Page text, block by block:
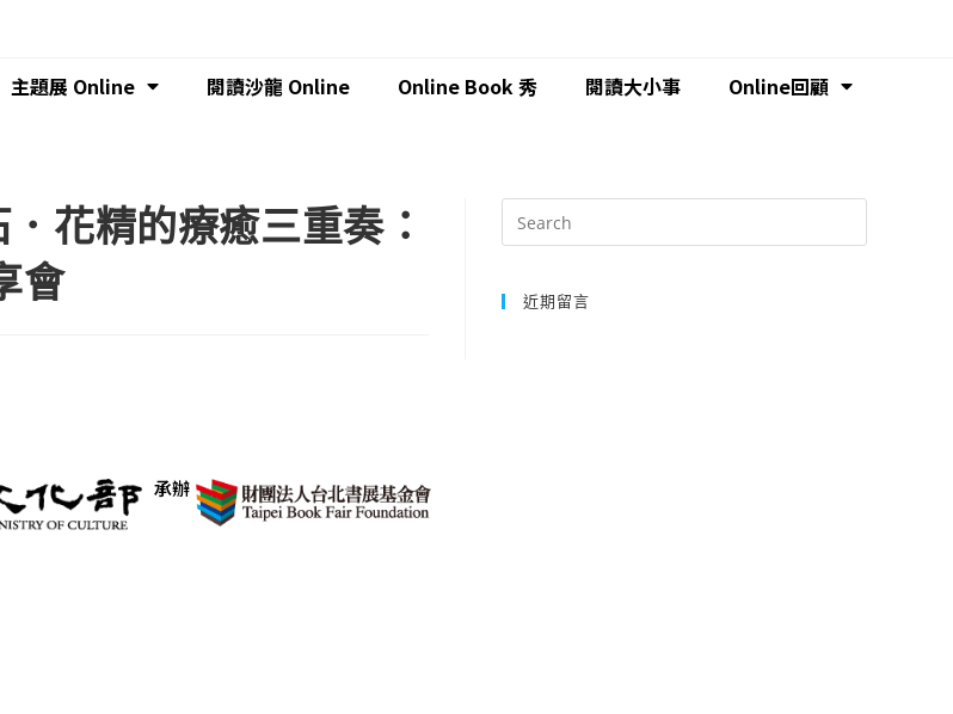
主題展 Online 閱讀沙龍 Online Online Book 秀 閱讀大小事 Online回顧
花精的療癒三重奏：
會
近期留言
承辦